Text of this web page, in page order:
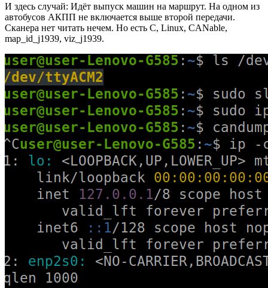
И здесь случай: Идёт выпуск машин на маршрут. На одном из
автобусов АКПП не включается выше второй передачи.
Сканера нет читать нечем. Но есть C, Linux, CANable,
map_id_j1939, viz_j1939.